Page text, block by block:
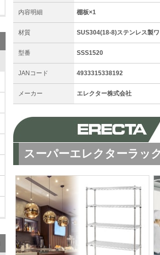
内容明細 棚板×1
材質 SUS304(18-8)ステンレス製
型番 SSS1520
JANコード 4933315338192
メーカー エレクター株式会社